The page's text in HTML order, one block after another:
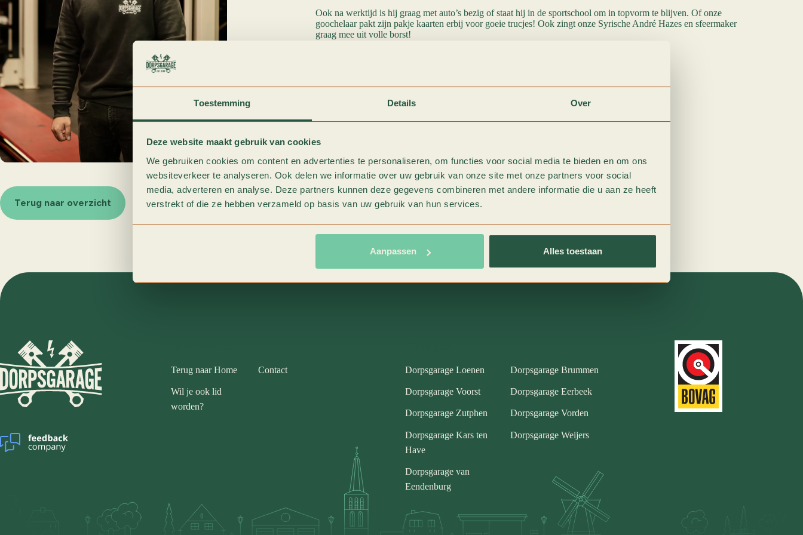
Toestemming Details Over
Deze website maakt gebruik van cookies
We gebruiken cookies om content en advertenties te personaliseren, om functies voor social media te bieden en om ons
websiteverkeer te analyseren. Ook delen we informatie over uw gebruik van onze site met onze partners voor social
media, adverteren en analyse. Deze partners kunnen deze gegevens combineren met andere informatie die u aan ze heeft
verstrekt of die ze hebben verzameld op basis van uw gebruik van hun services.
Aanpassen Alles toestaan
Terug naar overzicht
Ook na werktijd is hij graag met auto’s bezig of staat hij in de sportschool om in topvorm te blijven. Of onze
goochelaar pakt zijn pakje kaarten erbij voor goeie trucjes! Ook zingt onze Syrische André Hazes en sfeermaker
graag mee uit volle borst!
Terug naar Home Contact
Wil je ook lid
worden?
Dorpsgarage Loenen Dorpsgarage Brummen
Dorpsgarage Voorst Dorpsgarage Eerbeek
Dorpsgarage Zutphen Dorpsgarage Vorden
Dorpsgarage Kars ten
Have
Dorpsgarage Weijers
Dorpsgarage van
Eendenburg